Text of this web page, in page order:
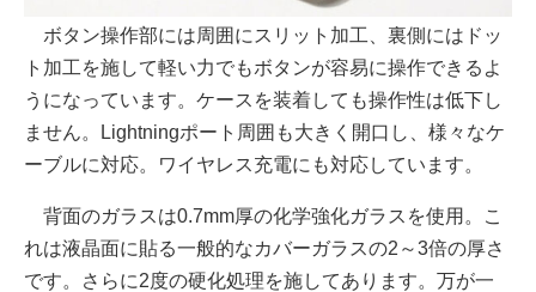
ボタン操作部には周囲にスリット加工、裏側にはドッ
ト加工を施して軽い力でもボタンが容易に操作できるよ
うになっています。ケースを装着しても操作性は低下し
ません。Lightningポート周囲も大きく開口し、様々なケ
ーブルに対応。ワイヤレス充電にも対応しています。
背面のガラスは0.7mm厚の化学強化ガラスを使用。こ
れは液晶面に貼る一般的なカバーガラスの2～3倍の厚さ
です。さらに2度の硬化処理を施してあります。万が一